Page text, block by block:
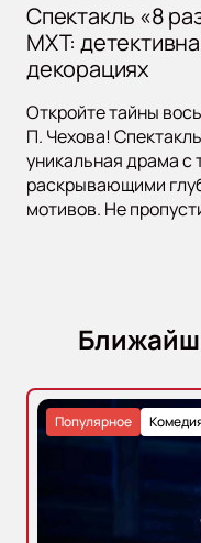
Спектакль «8
МХТ:
декорациях
Откройте тайны
П. Чехова!
уникальная драма
раскрывающими
мотивов. Не
Популярное